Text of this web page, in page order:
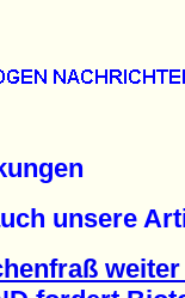
unsere